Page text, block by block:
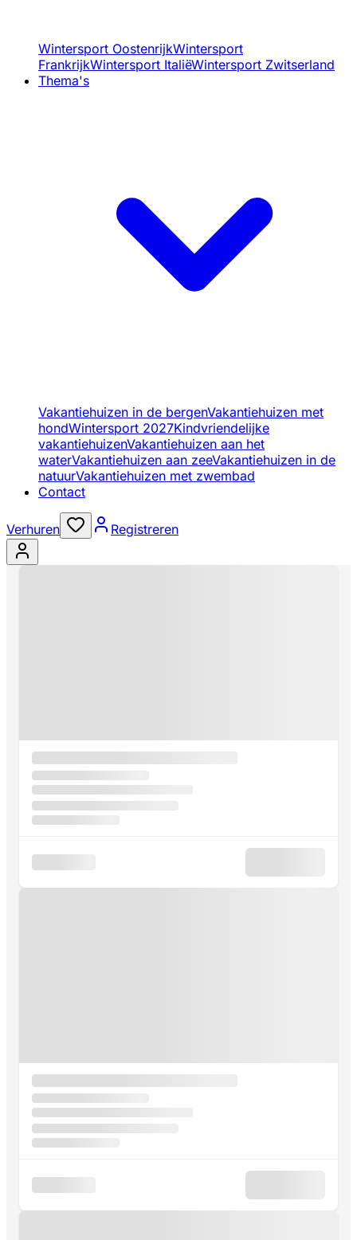
Wintersport OostenrijkWintersport
FrankrijkWintersport ItaliëWintersport Zwitserland
Thema's
Vakantiehuizen in de bergenVakantiehuizen met
hondWintersport 2027Kindvriendelijke
vakantiehuizenVakantiehuizen aan het
waterVakantiehuizen aan zeeVakantiehuizen in de
natuurVakantiehuizen met zwembad
Contact
Verhuren Registreren